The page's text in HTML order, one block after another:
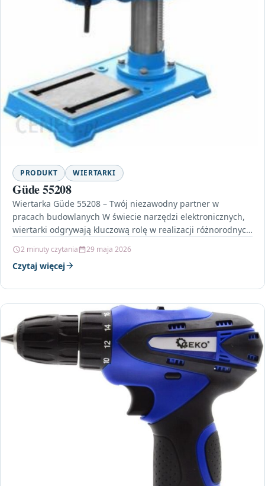
PRODUKT WIERTARKI
Güde 55208
Wiertarka Güde 55208 – Twój niezawodny partner w
pracach budowlanych W świecie narzędzi elektronicznych,
wiertarki odgrywają kluczową rolę w realizacji różnorodnych
2 minuty czytania 29 maja 2026
Czytaj więcej